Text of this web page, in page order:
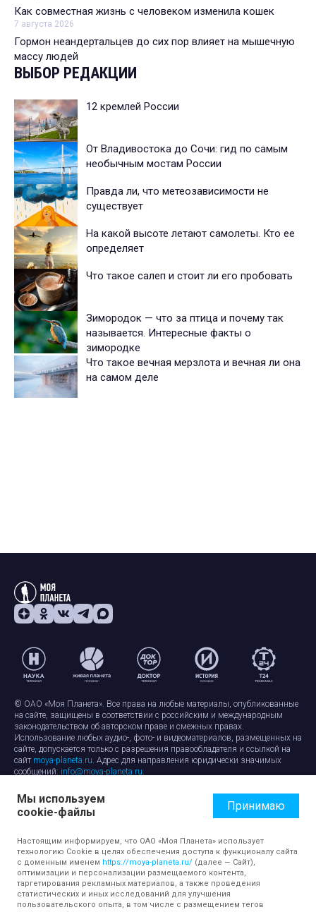
Как совместная жизнь с человеком изменила кошек
7 августа 2026
Гормон неандертальцев до сих пор влияет на мышечную
массу людей
ВЫБОР РЕДАКЦИИ
12 кремлей России
От Владивостока до Сочи: гид по самым
необычным мостам России
Правда ли, что метеозависимости не
существует
На какой высоте летают самолеты. Кто ее
определяет
Что такое салеп и стоит ли его пробовать
Зимородок — что за птица и почему так
называется. Интересные факты о
зимородке
Что такое вечная мерзлота и вечная ли она
на самом деле
© ОАО «Моя Планета». Все права на любые материалы, опубликованные
на сайте, защищены в соответствии с российским и международным
законодательством об авторском праве и смежных правах.
Использование любых аудио-, фото- и видеоматериалов, размещенных на
сайте, допускается только с разрешения правообладателя и ссылкой на
сайт moya-planeta.ru. Адрес для направления юридически значимых
сообщений: info@moya-planeta.ru.
Правила сайтаРабота с cookie-файлами
Защита персональных данных
Обработка персональных данных
Мы используем
cookie-файлы
Принимаю
Настоящим информируем, что ОАО «Моя Планета» использует
технологию Cookie в целях обеспечения доступа к функционалу сайта
с доменным именем https://moya-planeta.ru/ (далее — Сайт),
оптимизации и персонализации размещаемого контента,
таргетирования рекламных материалов, а также проведения
статистических и иных исследований для улучшения
пользовательского опыта, в том числе с размещением тегов